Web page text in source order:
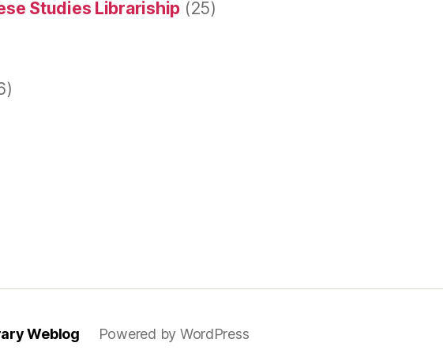
Studies Librariship (25)
Weblog Powered by WordPress